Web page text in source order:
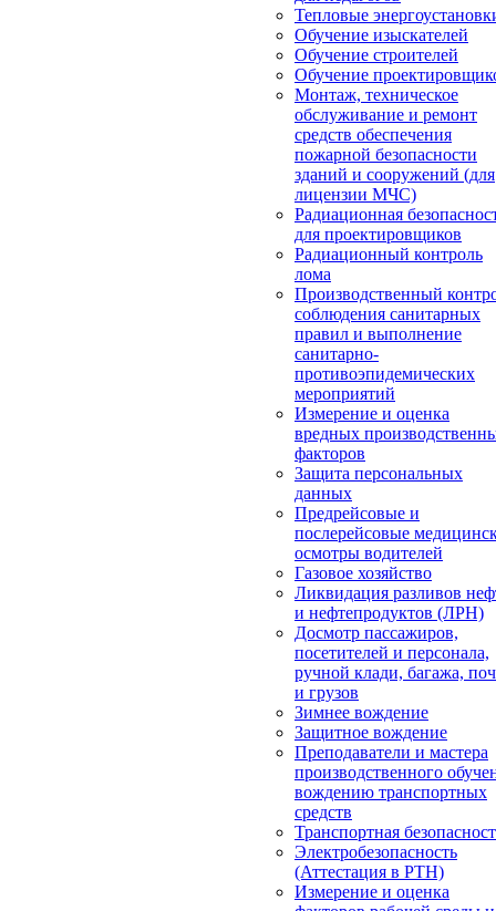
Тепловые
Обучение изыскателей
Обучение строителей
Обучение
Монтаж, техническое
обслуживание и ремонт
средств обеспечения
пожарной безопасности
зданий и сооружений (для
лицензии МЧС)
Радиационная
для проектировщиков
Радиационный контроль
лома
Производственный
соблюдения санитарных
правил и выполнение
санитарно-
противоэпидемических
мероприятий
Измерение и оценка
вредных
факторов
Защита персональных
данных
Предрейсовые и
послерейсовые
осмотры водителей
Газовое хозяйство
Ликвидация разливов
и нефтепродуктов (ЛРН)
Досмотр пассажиров,
посетителей и персонала,
ручной клади, багажа,
и грузов
Зимнее вождение
Защитное вождение
Преподаватели и мастера
производственного
вождению транспортных
средств
Транспортная
Электробезопасность
(Аттестация в РТН)
Измерение и оценка